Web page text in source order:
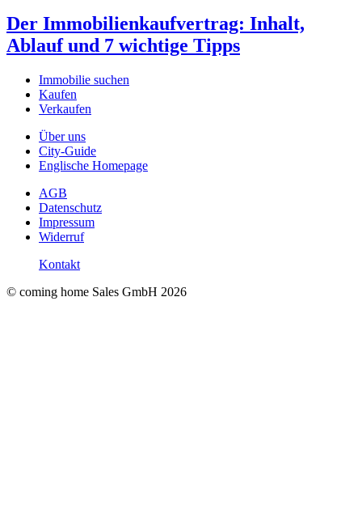
Der Immobilienkaufvertrag: Inhalt,
Ablauf und 7 wichtige Tipps
Immobilie suchen
Kaufen
Verkaufen
Über uns
City-Guide
Englische Homepage
AGB
Datenschutz
Impressum
Widerruf
Kontakt
© coming home Sales GmbH 2026